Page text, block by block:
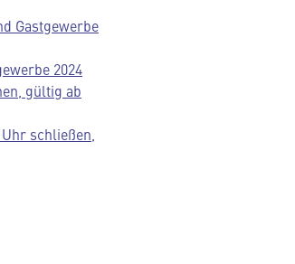
Gastgewerbe
2024
gültig ab
schließen,